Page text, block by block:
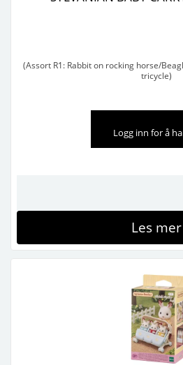
(Assort R1: Rabbit on rocking horse/
tricycle)
Logg inn for å
Les mer